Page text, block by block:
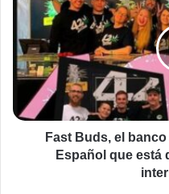
el
banco
de
semillas
de
cannabis
Español
Fast Buds, el
Español que está